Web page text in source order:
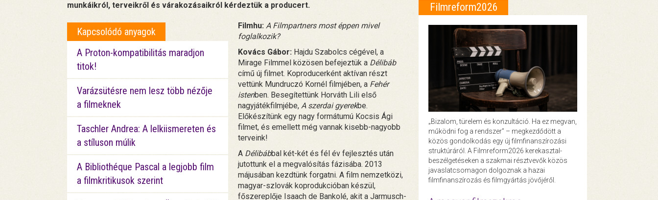
munkáikról, terveikről és várakozásaikról kérdeztük a producert.
Kapcsolódó anyagok
A Proton-kompatibilitás maradjon
titok!
Varázsütésre nem lesz több nézője
a filmeknek
Taschler Andrea: A lelkiismereten és
a stíluson múlik
A Bibliothéque Pascal a legjobb film
a filmkritikusok szerint
Filmhu: A Filmpartners most éppen mivel
foglalkozik?
Kovács Gábor: Hajdu Szabolcs cégével, a
Mirage Filmmel közösen befejeztük a Délibáb
című új filmet. Koproducerként aktívan részt
vettünk Mundruczó Kornél filmjében, a Fehér
istenben. Besegítettünk Horváth Lili első
nagyjátékfilmjébe,A szerdai gyerekbe.
Előkészítünk egy nagy formátumú Kocsis Ági
filmet, és emellett még vannak kisebb-nagyobb
terveink!
A Délibábbal két-két és fél év fejlesztés után
jutottunk el a megvalósítás fázisába. 2013
májusában kezdtünk forgatni. A film nemzetközi,
magyar-szlovák koprodukcióban készül,
főszereplője Isaach de Bankolé, akit a Jarmusch-
Filmreform2026
„Bizalom, türelem és konzultáció. Ha ez megvan,
működni fog a rendszer” – megkezdődött a
közös gondolkodás egy új filmfinanszírozási
struktúráról. A Filmreform2026 kerekasztal-
beszélgetéseken a szakmai résztvevők közös
javaslatcsomagon dolgoznak a hazai
filmfinanszírozás és filmgyártás jövőjéről.